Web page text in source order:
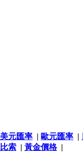
美元匯率 | 歐元匯率 |
比索 | 黃金價格|